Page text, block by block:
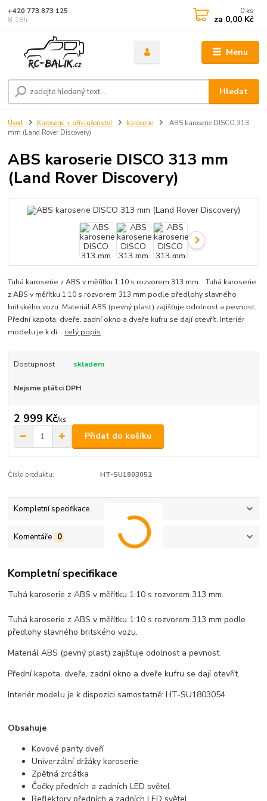
Menu
Hledat
+420 773 873 125
8-18h
0 ks
za 0,00 Kč
Úvod Karoserie + příslušenství karoserie
ABS karoserie DISCO 313
mm (Land Rover Discovery)
ABS karoserie DISCO 313 mm
(Land Rover Discovery)
Tuhá karoserie z ABS v měřítku 1:10 s rozvorem 313 mm. Tuhá karoserie
z ABS v měřítku 1:10 s rozvorem 313 mm podle předlohy slavného
britského vozu. Materiál ABS (pevný plast) zajišťuje odolnost a pevnost.
Přední kapota, dveře, zadní okno a dveře kufru se dají otevřít. Interiér
modelu je k di... celý popis
Dostupnost skladem
Nejsme plátci DPH
2 999 Kč/ks
Přidat do košíku
Číslo produktu: HT-SU1803052
Kompletní specifikace
Komentáře 0
Kompletní specifikace
Tuhá karoserie z ABS v měřítku 1:10 s rozvorem 313 mm.
Tuhá karoserie z ABS v měřítku 1:10 s rozvorem 313 mm podle
předlohy slavného britského vozu.
Materiál ABS (pevný plast) zajišťuje odolnost a pevnost.
Přední kapota, dveře, zadní okno a dveře kufru se dají otevřít.
Interiér modelu je k dispozici samostatně: HT-SU1803054
Obsahuje
Kovové panty dveří
Univerzální držáky karoserie
Zpětná zrcátka
Čočky předních a zadních LED světel